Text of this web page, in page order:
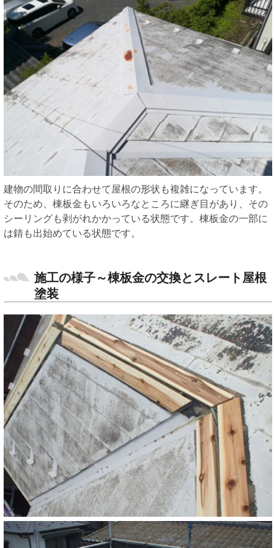
建物の間取りに合わせて屋根の形状も複雑になっています。
そのため、棟板金もいろいろなところに継ぎ目があり、その
シーリングも剥がれかかっている状態です。棟板金の一部に
は錆も出始めている状態です。
施工の様子～棟板金の交換とスレート屋根
塗装